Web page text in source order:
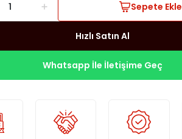
Sepete Ekle
Hızlı Satın Al
Whatsapp İle İletişime Geç